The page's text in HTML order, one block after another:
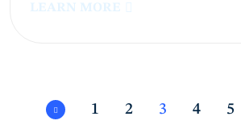
LEARN MORE
1 2 3 4 5